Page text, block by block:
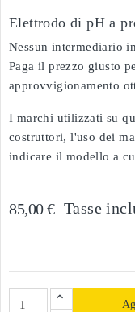
Elettrodo di pH a
Nessun intermediario
Paga il prezzo giusto
approvvigionamento
I marchi utilizzati su
costruttori, l'uso dei
indicare il modello a
85,00 € Tasse